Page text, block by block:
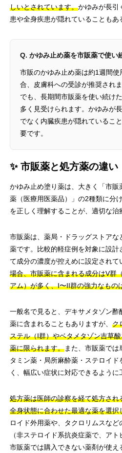
しいとされています。かゆみが長引
患や全身疾患が隠れていることもあ
Q. かゆみ止め薬を市販薬で使い
市販のかゆみ止め薬は約1週間
合、皮膚科への受診が推奨され
でも、長期間市販薬を使い続け
多く見受けられます。かゆみが
でなく内臓疾患が隠れているこ
要です。
✨ 市販薬と処方薬の違い
かゆみ止め塗り薬は、大きく「市
薬（医療用医薬品）」の2種類に分
を正しく理解することが、適切な治
市販薬は、薬局・ドラッグストア
薬です。比較的軽症例を対象に設計
て成分の濃度が控えめに設定されて
場合、市販薬に含まれる成分はV群
アム）が多く、I〜II群の強力なもの
一般名で見ると、デキサメタゾン酢
薬に含まれることもありますが、 ク
ステル（I群）やベタメタゾン吉草
薬に限られます。また、市販薬で
タミン薬・局所麻酔薬・ステロイ
く、幅広い症状に対応できるように
処方薬は医師の診察を経て処方さ
全身状態に合わせた最適な薬を選択
ロイド外用薬や、タクロリムスな
（非ステロイド系抗炎症薬で、アト
市販薬では購入できない薬剤が使